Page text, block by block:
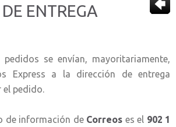
ENTREGA
envían, mayoritariamente,
Express a la dirección de entrega
el pedido.
información de Correos es el 902 1